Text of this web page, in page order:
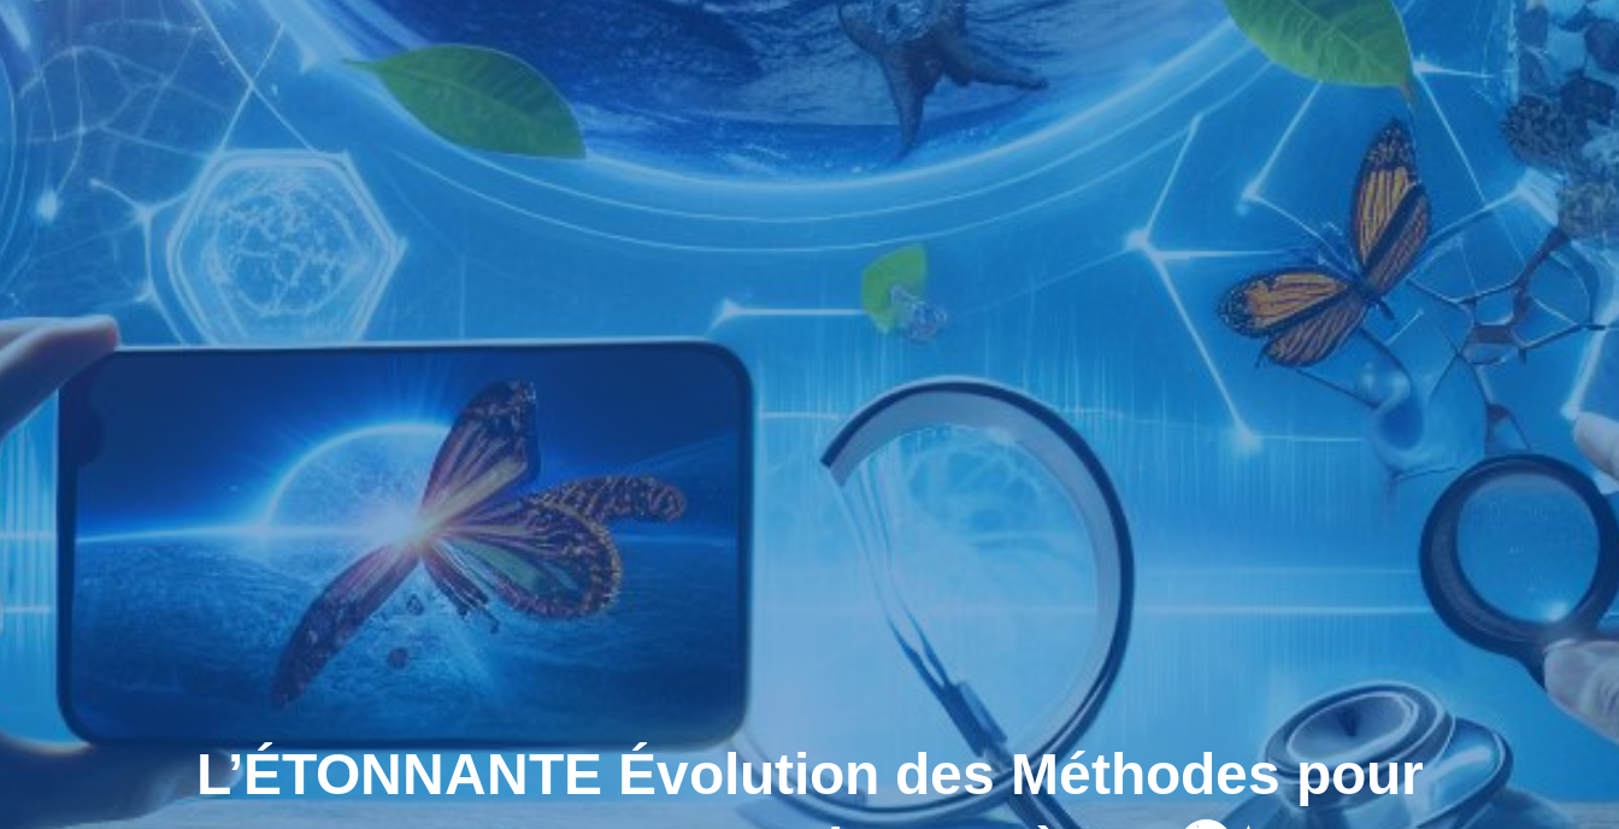
L’ÉTONNANTE Évolution des Méthodes pour